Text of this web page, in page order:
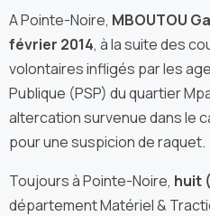
A Pointe-Noire, MBOUTOU
février 2014, à la suite des
volontaires infligés par les
Publique (PSP) du quartier
altercation survenue dans le
pour une suspicion de raquet.
Toujours à Pointe-Noire, huit
département Matériel &